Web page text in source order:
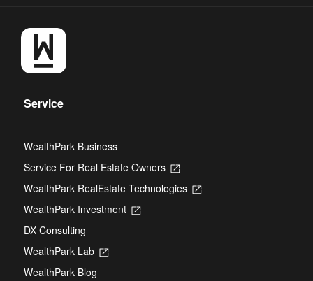
Service
WealthPark Business
Service For Real Estate Owners
Opens
a
WealthPark RealEstate Technologies
Opens
WealthPark Investment
Opens
DX Consulting
WealthPark Lab
Opens
WealthPark Blog